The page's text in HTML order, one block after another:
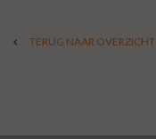
TERUG NAAR OVERZICHT